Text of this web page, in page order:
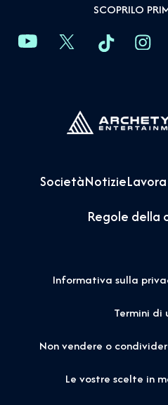
SCOPRILO
SocietàNotizie
Regole della
Informativa sulla
Termini di
Non vendere o
Le vostre scelte in